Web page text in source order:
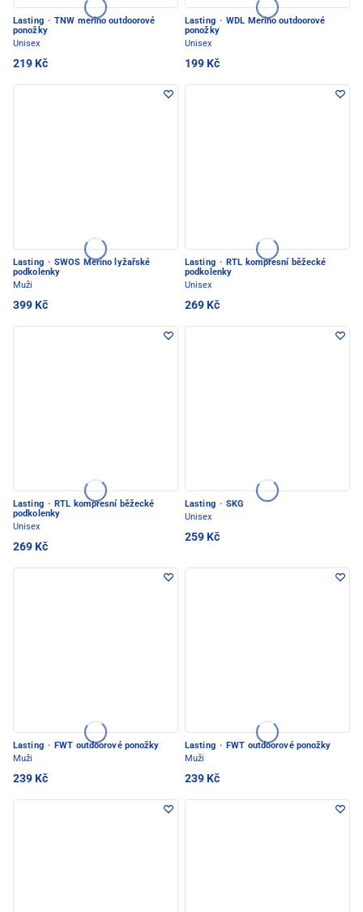
Lasting · TNW merino outdoorové
ponožky
Unisex
219 Kč
Lasting · WDL Merino outdoorové
ponožky
Unisex
199 Kč
Lasting · SWOS Merino lyžařské
podkolenky
Muži
399 Kč
Lasting · RTL kompresní běžecké
podkolenky
Unisex
269 Kč
Lasting · RTL kompresní běžecké
podkolenky
Unisex
269 Kč
Lasting · SKG
Unisex
259 Kč
Lasting · FWT outdoorové ponožky
Muži
239 Kč
Lasting · FWT outdoorové ponožky
Muži
239 Kč